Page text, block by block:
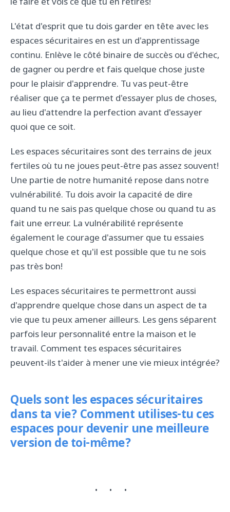
L'état d'esprit que tu dois garder en tête avec les
espaces sécuritaires en est un d'apprentissage
continu. Enlève le côté binaire de succès ou d'échec,
de gagner ou perdre et fais quelque chose juste
pour le plaisir d'apprendre. Tu vas peut-être
réaliser que ça te permet d'essayer plus de choses,
au lieu d'attendre la perfection avant d'essayer
quoi que ce soit.
Les espaces sécuritaires sont des terrains de jeux
fertiles où tu ne joues peut-être pas assez souvent!
Une partie de notre humanité repose dans notre
vulnérabilité. Tu dois avoir la capacité de dire
quand tu ne sais pas quelque chose ou quand tu as
fait une erreur. La vulnérabilité représente
également le courage d'assumer que tu essaies
quelque chose et qu'il est possible que tu ne sois
pas très bon!
Les espaces sécuritaires te permettront aussi
d'apprendre quelque chose dans un aspect de ta
vie que tu peux amener ailleurs. Les gens séparent
parfois leur personnalité entre la maison et le
travail. Comment tes espaces sécuritaires
peuvent-ils t'aider à mener une vie mieux intégrée?
Quels sont les espaces sécuritaires
dans ta vie? Comment utilises-tu ces
espaces pour devenir une meilleure
version de toi-même?